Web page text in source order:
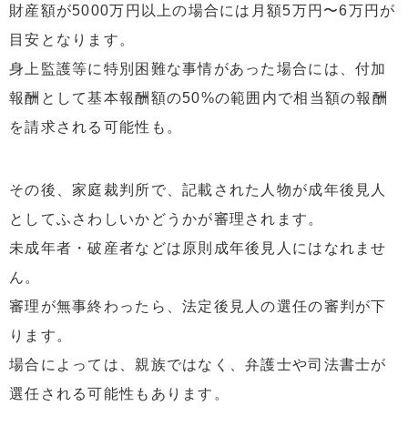
財産額が5000万円以上の場合には月額5万円〜6万円が
目安となります。
身上監護等に特別困難な事情があった場合には、付加
報酬として基本報酬額の50%の範囲内で相当額の報酬
を請求される可能性も。
その後、家庭裁判所で、記載された人物が成年後見人
としてふさわしいかどうかが審理されます。
未成年者・破産者などは原則成年後見人にはなれませ
ん。
審理が無事終わったら、法定後見人の選任の審判が下
ります。
場合によっては、親族ではなく、弁護士や司法書士が
選任される可能性もあります。